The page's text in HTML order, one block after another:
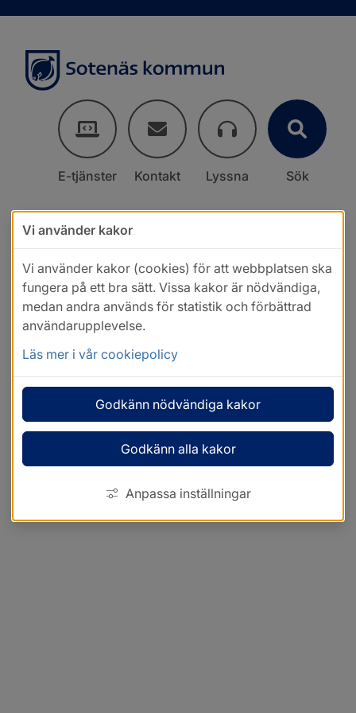
E-tjänster Kontakt Lyssna Sök
Vi använder kakor
Vi använder kakor (cookies) för att webbplatsen ska
fungera på ett bra sätt. Vissa kakor är nödvändiga,
medan andra används för statistik och förbättrad
användarupplevelse.
Läs mer i vår cookiepolicy
Godkänn nödvändiga kakor
Godkänn alla kakor
Anpassa inställningar